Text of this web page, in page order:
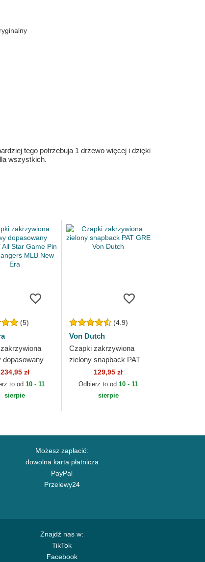
tego potrzebuja 1 drzewo więcej i dzięki
wszystkich.
(5)
dopasowany
All Star Game
Rangers MLB
234,95 zł
to od 10 - 11
sierpie
(4.9)
Von Dutch
Czapki zakrzywiona
zielony snapback PAT
GRE Von Dutch
129,95 zł
Odbierz to od10 - 11
sierpie
Możesz zapłacić:
dowolna karta płatnicza
PayPal
Przelewy24
Znajdź nas w:
TikTok
Facebook